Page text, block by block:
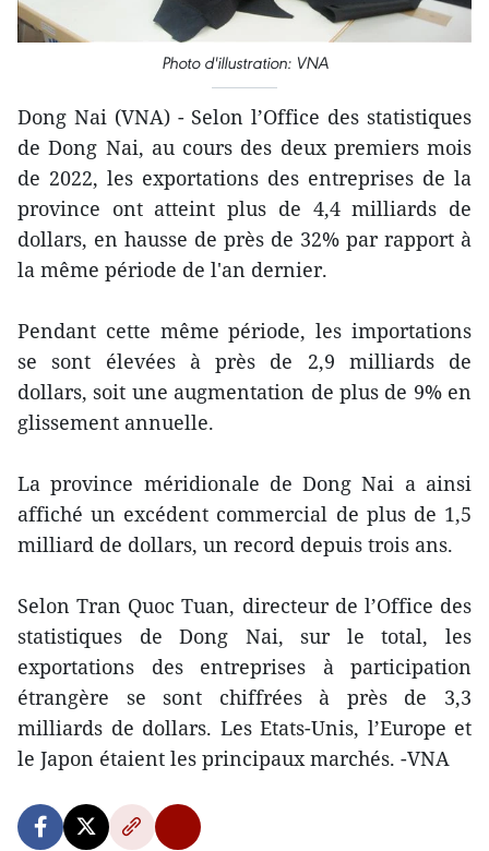
Photo d'illustration: VNA
Dong Nai (VNA) - Selon l’Office des statistiques
de Dong Nai, au cours des deux premiers mois
de 2022, les exportations des entreprises de la
province ont atteint plus de 4,4 milliards de
dollars, en hausse de près de 32% par rapport à
la même période de l'an dernier.
Pendant cette même période, les importations
se sont élevées à près de 2,9 milliards de
dollars, soit une augmentation de plus de 9% en
glissement annuelle.
La province méridionale de Dong Nai a ainsi
affiché un excédent commercial de plus de 1,5
milliard de dollars, un record depuis trois ans.
Selon Tran Quoc Tuan, directeur de l’Office des
statistiques de Dong Nai, sur le total, les
exportations des entreprises à participation
étrangère se sont chiffrées à près de 3,3
milliards de dollars. Les Etats-Unis, l’Europe et
le Japon étaient les principaux marchés. -VNA